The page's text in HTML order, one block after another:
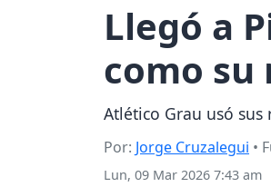
Llegó a
como su
Atlético Grau usó
Por: Jorge Cruzalegui •
Lun, 09 Mar 2026 7:43 am